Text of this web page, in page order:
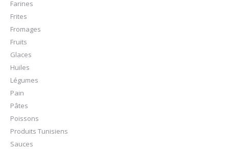
Farines
Frites
Fromages
Fruits
Glaces
Huiles
Légumes
Pain
Pâtes
Poissons
Produits Tunisiens
Sauces